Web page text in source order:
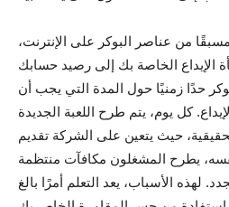
من عناصر البوكر على الإنترنت،
الإيداع الخاصة بك إلى رصيد حسابك
حدًا زمنيًا حول المدة التي يجب أن
كل يوم، يتم طرح اللعبة الجديدة
حيث يتعين على الشركة تقديم
يطرح المشغلون مكافآت منتظمة
لهذه الأسباب، يعد التعلم أمرًا بالغ